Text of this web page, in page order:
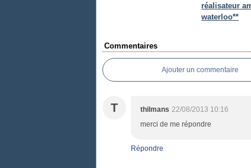
réalisateur
waterloo**
Commentaires
Ajouter un commentaire
T thilmans 22/08/2013 10:16
merci de me répondre
Répondre